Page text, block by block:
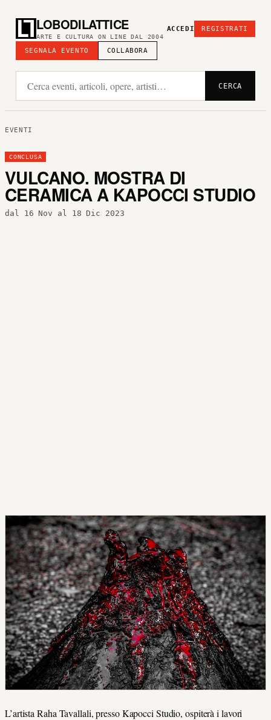
LOBODILATTICE
ARTE E CULTURA ON LINE DAL 2004
SEGNALA EVENTO COLLABORA
ACCEDI REGISTRATI
CERCA
EVENTI
CONCLUSA
VULCANO. MOSTRA DI
CERAMICA A KAPOCCI STUDIO
dal 16 Nov al 18 Dic 2023
L’artista Raha Tavallali, presso Kapocci Studio, ospiterà i lavori